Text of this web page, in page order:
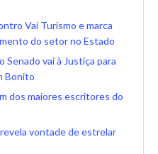
Vai Turismo e marca
do setor no Estado
vai à Justiça para
Bonito
dos maiores escritores do
vontade de estrelar